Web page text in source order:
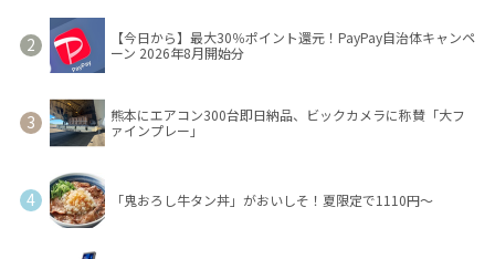
【今日から】最大30％ポイント還元！PayPay自治体キャンペ
ーン 2026年8月開始分
熊本にエアコン300台即日納品、ビックカメラに称賛「大フ
ァインプレー」
「鬼おろし牛タン丼」がおいしそ！夏限定で1110円～